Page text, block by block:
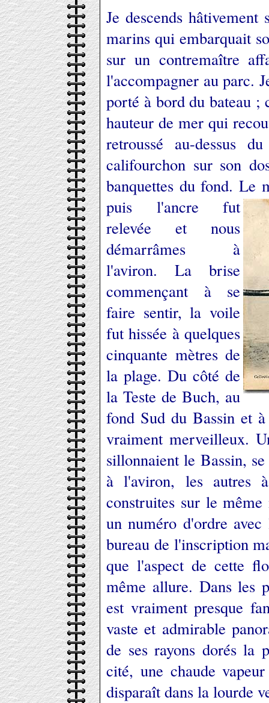
Je descends
marins qui embarquait
sur un contremaître
l'accompagner au parc.
porté à bord du bateau ;
hauteur de mer qui
retroussé au-dessus
califourchon sur son
banquettes du fond. Le
puis l'ancre fut
relevée et nous
démarrâmes à
l'aviron. La brise
commençant à se
faire sentir, la voile
fut hissée à quelques
cinquante mètres de
la plage. Du côté de
la Teste de Buch, au
fond Sud du Bassin et
vraiment merveilleux.
sillonnaient le Bassin,
à l'aviron, les autres
construites sur le
un numéro d'ordre
bureau de l'inscription
que l'aspect de cette
même allure. Dans les
est vraiment presque
vaste et admirable
de ses rayons dorés la
cité, une chaude
disparaît dans la lourde